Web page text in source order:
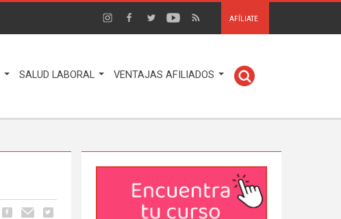
AFÍLIATE
SALUD LABORAL VENTAJAS AFILIADOS